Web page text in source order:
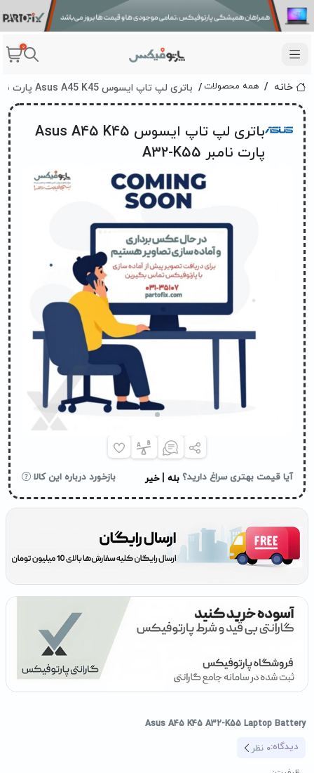
0
خانه همه محصولات باتری لپ تاپ ایسوس Asus A45 K45 پارت نامبر A32-K55
Asus A45 K45 A32-K55 Laptop Battery
دیدگاه:0 نظر
باتری لپ تاپ ایسوس Asus A45 K45
پارت نامبر A32-K55
آیا قیمت بهتری سراغ دارید؟ بله خیر بازخورد درباره این کالا